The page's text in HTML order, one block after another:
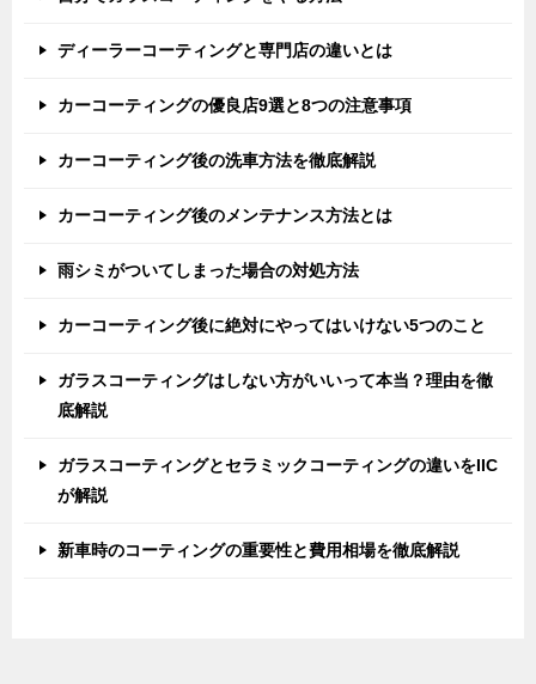
ディーラーコーティングと専門店の違いとは
カーコーティングの優良店9選と8つの注意事項
カーコーティング後の洗車方法を徹底解説
カーコーティング後のメンテナンス方法とは
雨シミがついてしまった場合の対処方法
カーコーティング後に絶対にやってはいけない5つのこと
ガラスコーティングはしない方がいいって本当？理由を徹
底解説
ガラスコーティングとセラミックコーティングの違いをIIC
が解説
新車時のコーティングの重要性と費用相場を徹底解説